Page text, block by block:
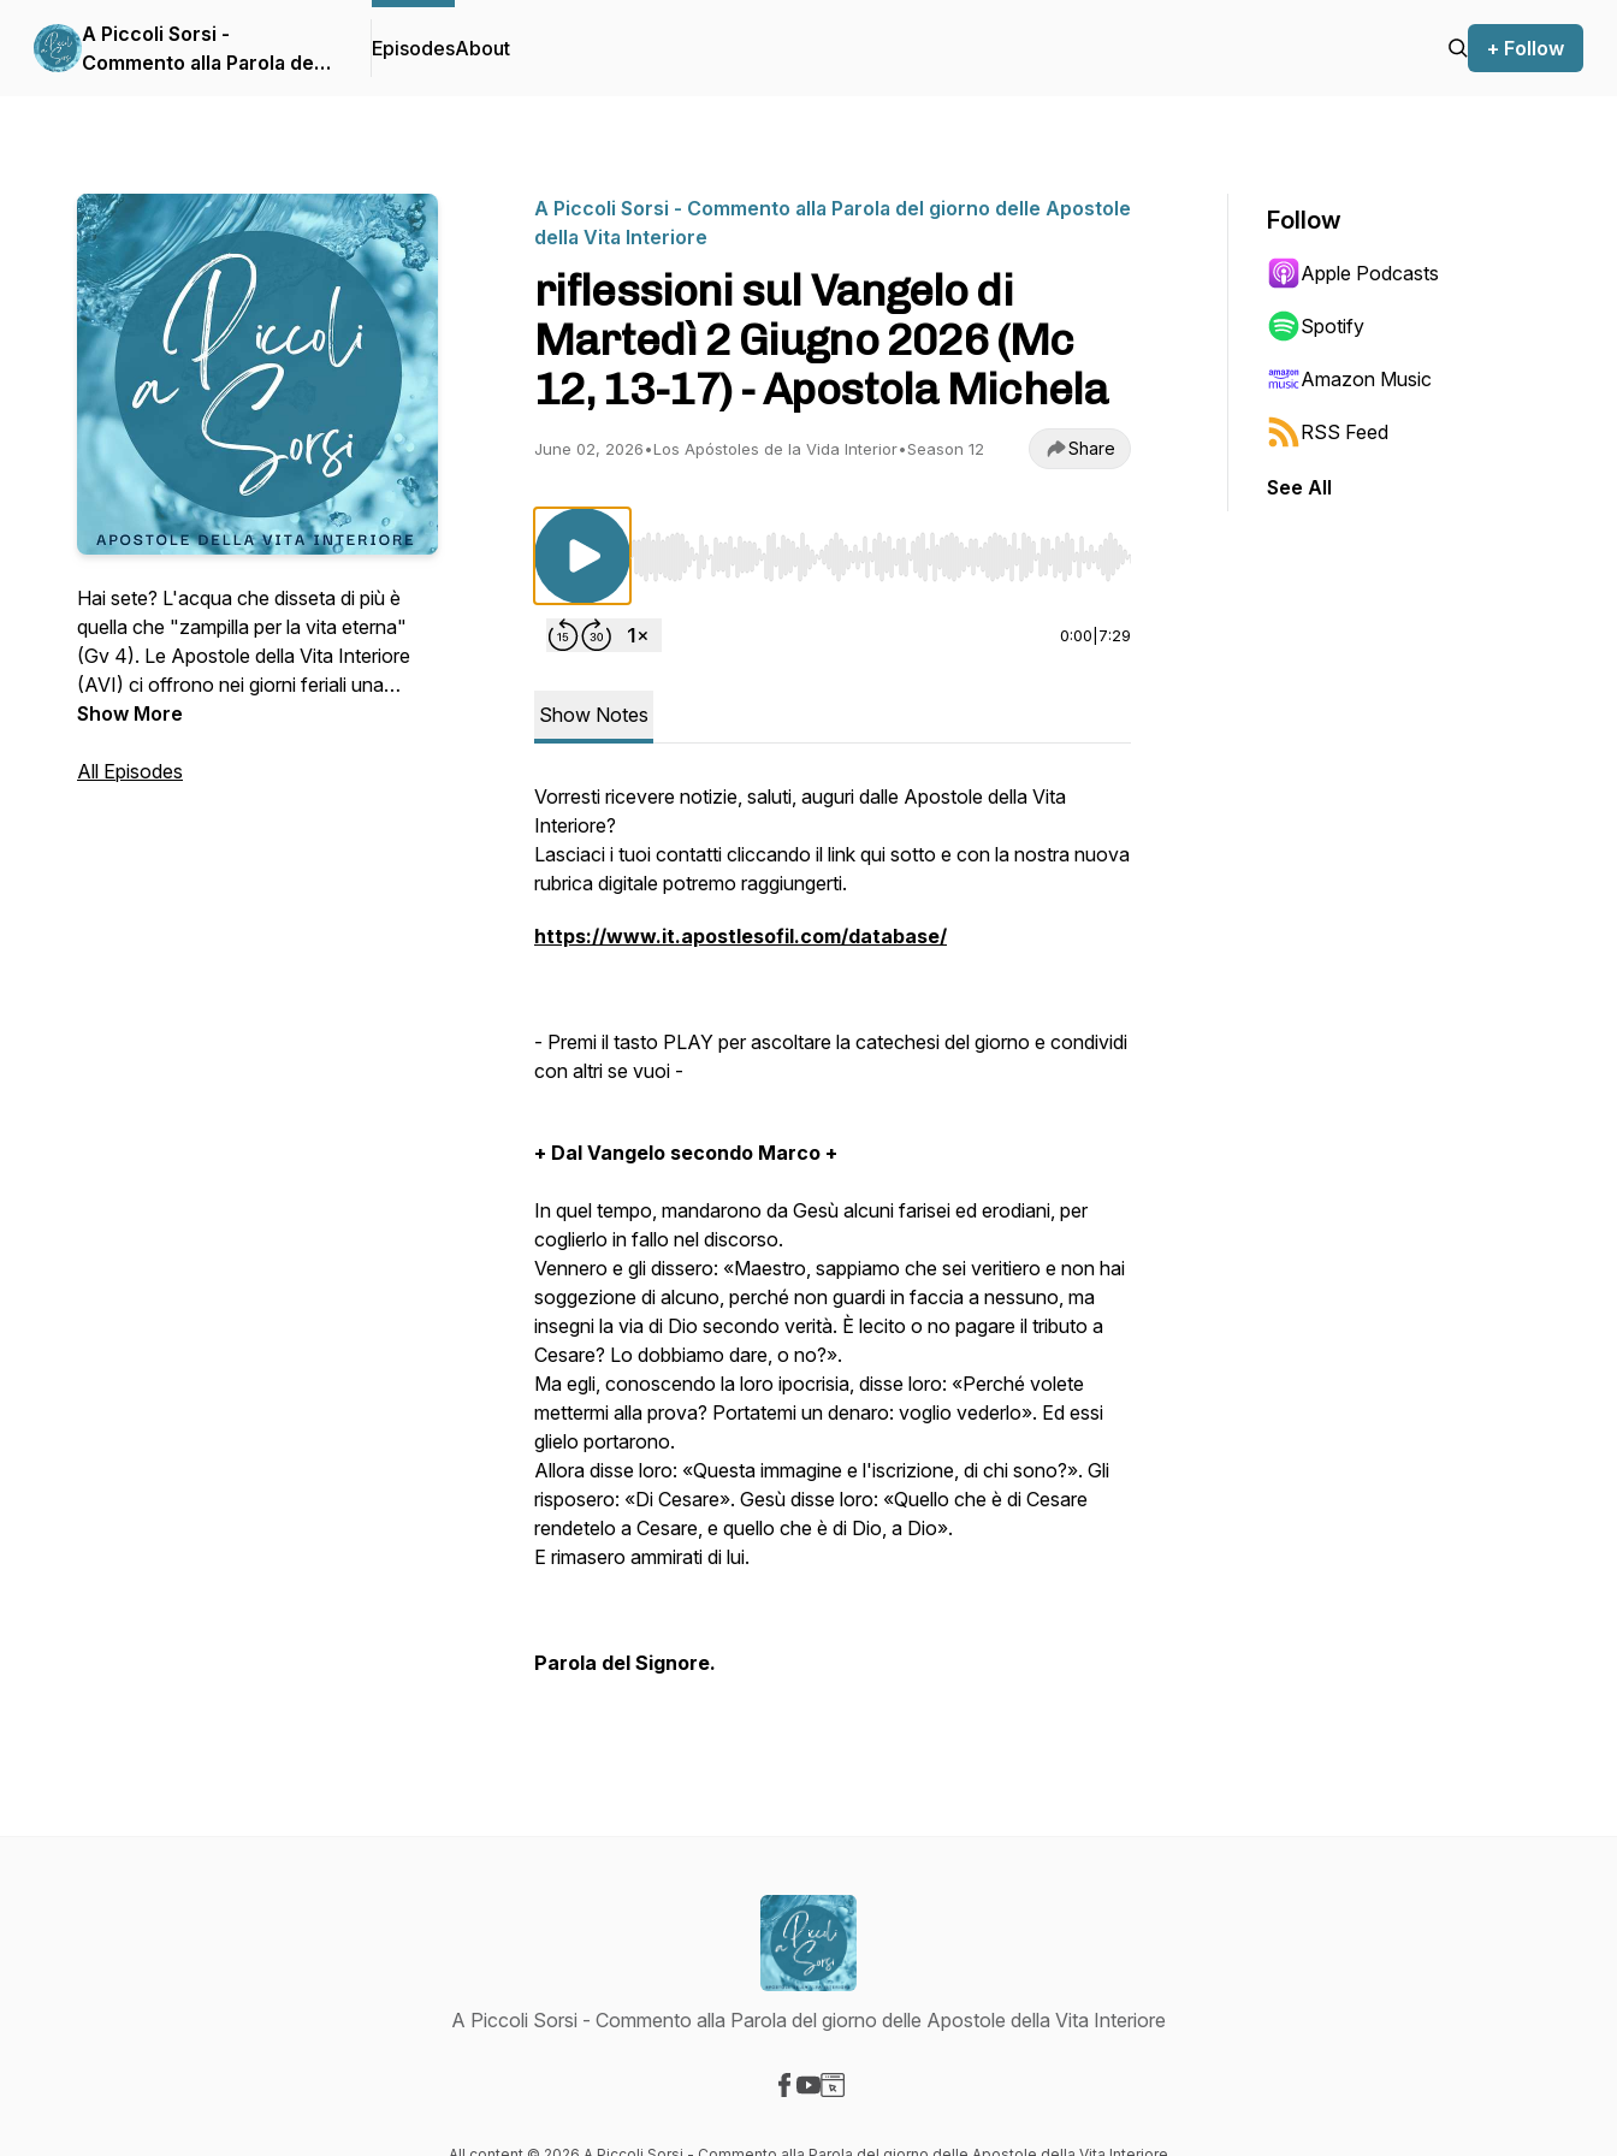
A Piccoli Sorsi -
Commento alla Parola del
EpisodesAbout + Follow
Hai sete? L'acqua che disseta di più è
quella che "zampilla per la vita eterna"
(Gv 4). Le Apostole della Vita Interiore
(AVI) ci offrono nei giorni feriali una
riflessione sulla liturgia quotidiana. N.B. La
nostre comunità parrocchiali.
Show More
All Episodes
A Piccoli Sorsi - Commento alla Parola del giorno delle Apostole
della Vita Interiore
riflessioni sul Vangelo di
Martedì 2 Giugno 2026 (Mc
12, 13-17) - Apostola Michela
June 02, 2026•Los Apóstoles de la Vida Interior•Season 12 Share
Use Left/Right to seek, Home/End to jump to start or end. Hold shift to jump forward or backward.
0:00 7:29
Show Notes
Vorresti ricevere notizie, saluti, auguri dalle Apostole della Vita
Interiore?
Lasciaci i tuoi contatti cliccando il link qui sotto e con la nostra nuova
rubrica digitale potremo raggiungerti.
https://www.it.apostlesofil.com/database/
- Premi il tasto PLAY per ascoltare la catechesi del giorno e condividi
con altri se vuoi -
+ Dal Vangelo secondo Marco +
In quel tempo, mandarono da Gesù alcuni farisei ed erodiani, per
coglierlo in fallo nel discorso.
Vennero e gli dissero: «Maestro, sappiamo che sei veritiero e non hai
soggezione di alcuno, perché non guardi in faccia a nessuno, ma
insegni la via di Dio secondo verità. È lecito o no pagare il tributo a
Cesare? Lo dobbiamo dare, o no?».
Ma egli, conoscendo la loro ipocrisia, disse loro: «Perché volete
mettermi alla prova? Portatemi un denaro: voglio vederlo». Ed essi
glielo portarono.
Allora disse loro: «Questa immagine e l'iscrizione, di chi sono?». Gli
risposero: «Di Cesare». Gesù disse loro: «Quello che è di Cesare
rendetelo a Cesare, e quello che è di Dio, a Dio».
E rimasero ammirati di lui.
Parola del Signore.
Follow
Apple Podcasts
Spotify
Amazon Music
RSS Feed
See All
A Piccoli Sorsi - Commento alla Parola del giorno delle Apostole della Vita Interiore